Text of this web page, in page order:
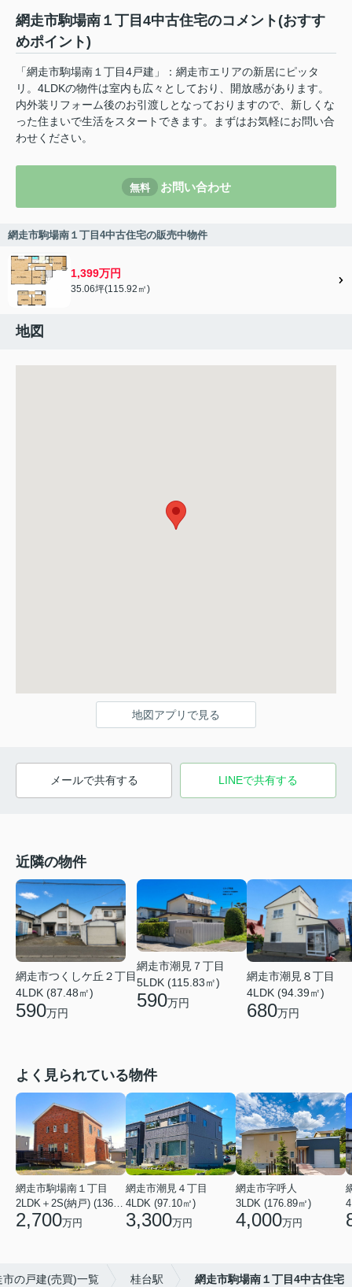
網走市駒場南１丁目4中古住宅のコメント(おすす
めポイント)
「網走市駒場南１丁目4戸建」：網走市エリアの新居にピッタ
リ。4LDKの物件は室内も広々としており、開放感があります。
内外装リフォーム後のお引渡しとなっておりますので、新しくな
った住まいで生活をスタートできます。まずはお気軽にお問い合
わせください。
無料 お問い合わせ
網走市駒場南１丁目4中古住宅の販売中物件
1,399万円
35.06坪(115.92㎡)
地図
地図アプリで見る
メールで共有する LINEで共有する
近隣の物件
網走市つくしケ丘２丁目
4LDK (87.48㎡)
590万円
網走市潮見７丁目
5LDK (115.83㎡)
590万円
網走市潮見８丁目
4LDK (94.39㎡)
680万円
よく見られている物件
網走市駒場南１丁目
2LDK＋2S(納戸) (136.46㎡)
2,700万円
網走市潮見４丁目
4LDK (97.10㎡)
3,300万円
網走市字呼人
3LDK (176.89㎡)
4,000万円
市の戸建(売買)一覧 桂台駅 網走市駒場南１丁目4中古住宅